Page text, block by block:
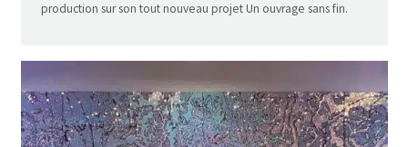
production sur son tout nouveau projet Un ouvrage sans fin.